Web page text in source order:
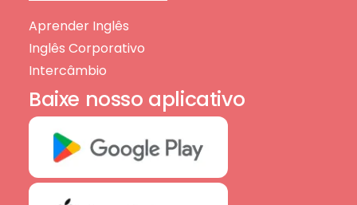
Aprender Inglês
Inglês Corporativo
Intercâmbio
Baixe nosso aplicativo